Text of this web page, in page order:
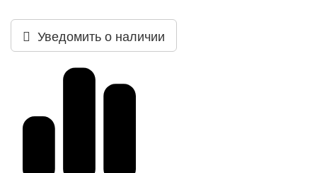
Уведомить о наличии